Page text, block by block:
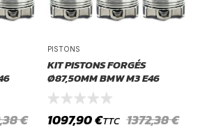
€
PISTONS
KIT PISTONS FORGÉS
Ø87,50MM BMW M3 E46
1372,38€
1097,90€TTC